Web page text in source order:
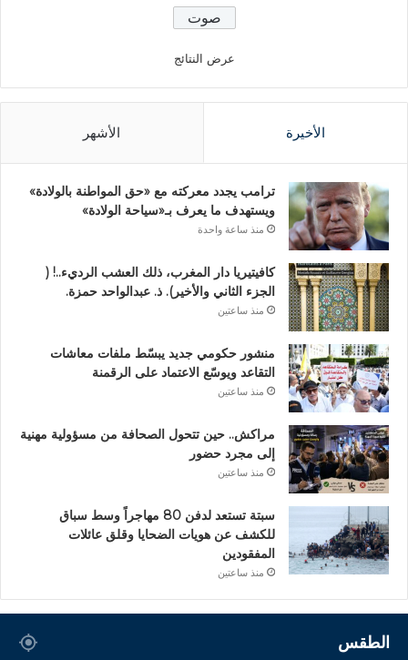
عرض النتائج
الأخيرة الأشهر
ترامب يجدد معركته مع «حق المواطنة بالولادة»
ويستهدف ما يعرف بـ«سياحة الولادة»
منذ ساعة واحدة
كافيتيريا دار المغرب، ذلك العشب الرديء..! (
الجزء الثاني والأخير). ذ. عبدالواحد حمزة.
منذ ساعتين
منشور حكومي جديد يبسّط ملفات معاشات
التقاعد ويوسّع الاعتماد على الرقمنة
منذ ساعتين
مراكش.. حين تتحول الصحافة من مسؤولية مهنية
إلى مجرد حضور
منذ ساعتين
سبتة تستعد لدفن 80 مهاجراً وسط سباق
للكشف عن هويات الضحايا وقلق عائلات
المفقودين
منذ ساعتين
الطقس